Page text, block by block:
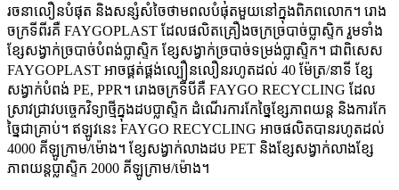
រចនាលឿនបំផុត និងសន្សំសំចៃថាមពលបំផុតមួយនៅក្នុងពិភពលោក។ រោង
ចក្រទីពីរគឺ FAYGOPLAST ដែលផលិតគ្រឿងចក្រច្របាច់ប្លាស្ទិក រួមទាំង
ខ្សែសង្វាក់ច្របាច់បំពង់ប្លាស្ទិក ខ្សែសង្វាក់ច្របាច់ទម្រង់ប្លាស្ទិក។ ជាពិសេស
FAYGOPLAST អាចផ្គត់ផ្គង់ល្បឿនលឿនរហូតដល់ 40 ម៉ែត្រ/នាទី ខ្សែ
សង្វាក់បំពង់ PE, PPR។ រោងចក្រទីបីគឺ FAYGO RECYCLING ដែល
ស្រាវជ្រាវបច្ចេកវិទ្យាថ្មីក្នុងដបប្លាស្ទិក ដំណើរការកែច្នៃខ្សែភាពយន្ត និងការកែ
ច្នៃជាគ្រាប់។ ឥឡូវនេះ FAYGO RECYCLING អាចផលិតបានរហូតដល់
4000 គីឡូក្រាម/ម៉ោង។ ខ្សែសង្វាក់លាងដប PET និងខ្សែសង្វាក់លាងខ្សែ
ភាពយន្តប្លាស្ទិក 2000 គីឡូក្រាម/ម៉ោង។